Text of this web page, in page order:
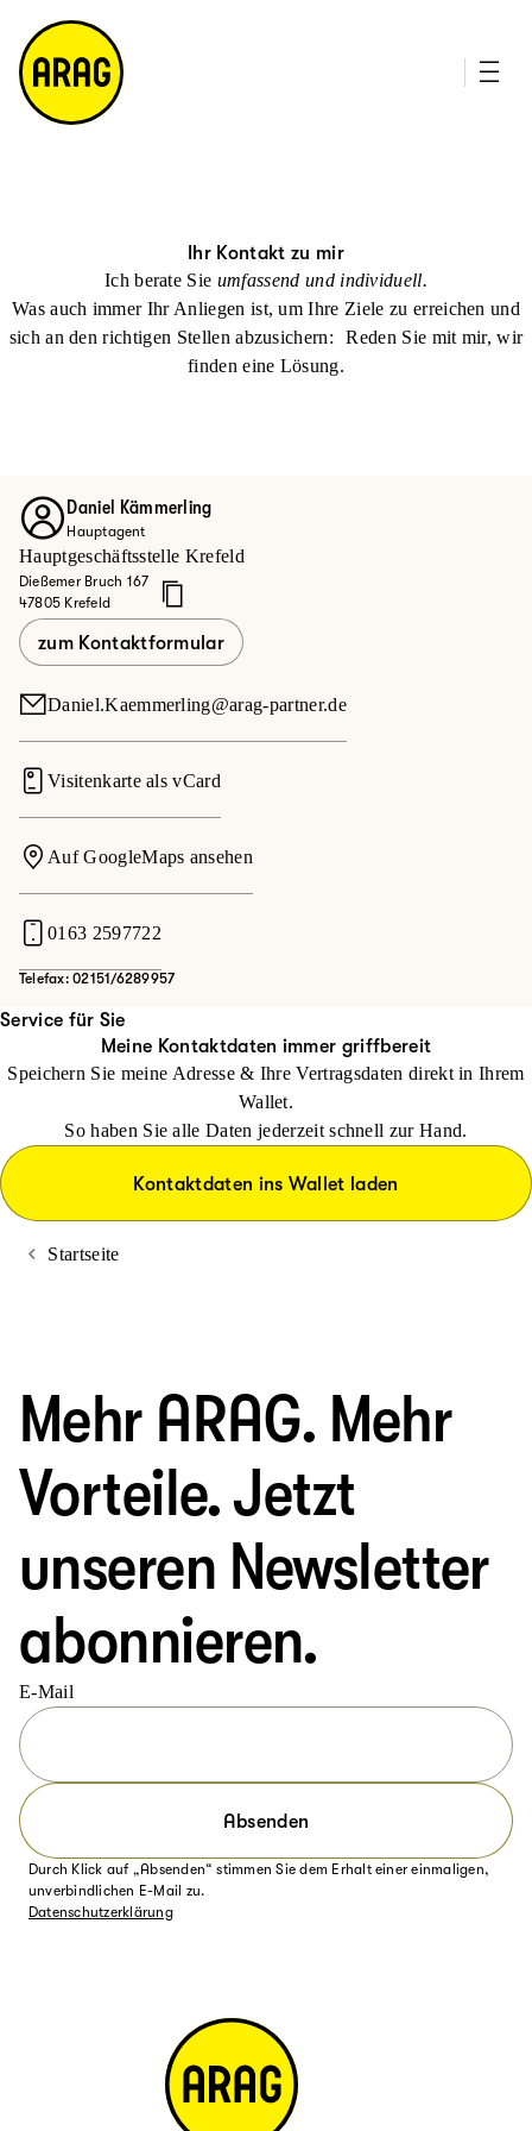
m
a
p
Ihr Kontakt zu mir
Ich berate Sie umfassend und individuell.
Was auch immer Ihr Anliegen ist, um Ihre Ziele zu erreichen und
sich an den richtigen Stellen abzusichern: Reden Sie mit mir, wir
finden eine Lösung.
Daniel Kämmerling
Hauptagent
Hauptgeschäftsstelle Krefeld
Dießemer Bruch 167
47805 Krefeld
zum Kontaktformular
Daniel.Kaemmerling@arag-partner.de
Visitenkarte als vCard
Auf GoogleMaps ansehen
0163 2597722
Telefax: 02151/6289957
Service für Sie
Meine Kontaktdaten immer griffbereit
Speichern Sie meine Adresse & Ihre Vertragsdaten direkt in Ihrem
Wallet.
So haben Sie alle Daten jederzeit schnell zur Hand.
Kontaktdaten ins Wallet laden
Startseite
Mehr ARAG. Mehr
Vorteile. Jetzt
unseren Newsletter
abonnieren.
E-Mail
Absenden
Durch Klick auf „Absenden“ stimmen Sie dem Erhalt einer einmaligen,
unverbindlichen E-Mail zu.
Datenschutzerklärung